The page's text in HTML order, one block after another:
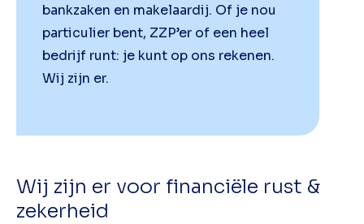
bankzaken en makelaardij. Of je nou
particulier bent, ZZP’er of een heel
bedrijf runt: je kunt op ons rekenen.
Wij zijn er.
Wij zijn er voor financiële rust &
zekerheid